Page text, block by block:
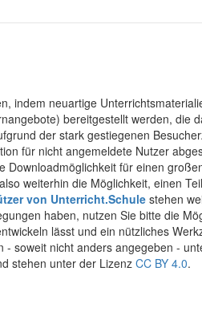
indem neuartige
bereitgestellt werden, die
der stark gestiegenen
für nicht angemeldete Nutzer
Downloadmöglichkeit für einen
weiterhin die Möglichkeit, einen
von Unterricht.Schule stehen
haben, nutzen Sie bitte die
lässt und ein nützliches
soweit nicht anders angegeben -
stehen unter der Lizenz CC BY 4.0.